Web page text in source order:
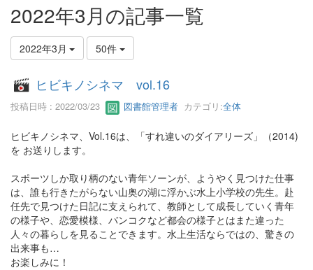
2022年3月の記事一覧
2022年3月 50件
ヒビキノシネマ vol.16
投稿日時 : 2022/03/23 図書館管理者 カテゴリ:全体
ヒビキノシネマ、Vol.16は、「すれ違いのダイアリーズ」（2014)
を お送りします。
スポーツしか取り柄のない青年ソーンが、ようやく見つけた仕事
は、誰も行きたがらない山奥の湖に浮かぶ水上小学校の先生。赴
任先で見つけた日記に支えられて、教師として成長していく青年
の様子や、恋愛模様、バンコクなど都会の様子とはまた違った
人々の暮らしを見ることできます。水上生活ならではの、驚きの
出来事も…
お楽しみに！